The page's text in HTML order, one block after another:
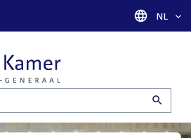
Taal
NL